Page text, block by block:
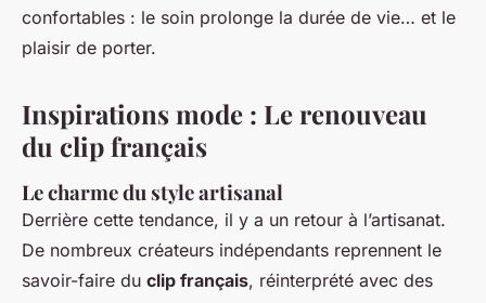
confortables : le soin prolonge la durée de vie… et le
plaisir de porter.
Inspirations mode : Le renouveau
du clip français
Le charme du style artisanal
Derrière cette tendance, il y a un retour à l’artisanat.
De nombreux créateurs indépendants reprennent le
savoir-faire du clip français, réinterprété avec des